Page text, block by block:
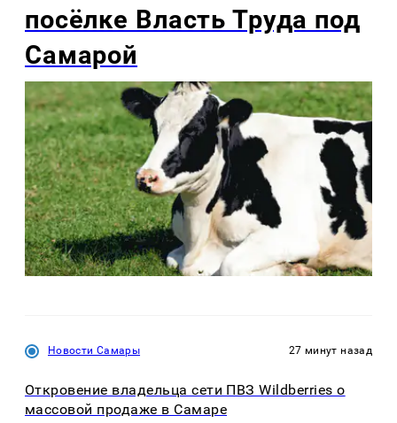
посёлке Власть Труда под
Самарой
Новости Самары 27 минут назад
Откровение владельца сети ПВЗ Wildberries о
массовой продаже в Самаре